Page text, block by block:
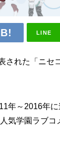
LINE
された「ニセ
年～2016年
気学園ラブコ